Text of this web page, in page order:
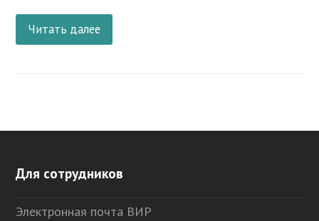
Читать далее
Для сотрудников
Электронная почта ВИР